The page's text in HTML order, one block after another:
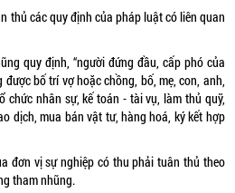
thủ các quy định của pháp luật có liên quan
quy định, “người đứng đầu, cấp phó của
bố trí vợ hoặc chồng, bố, mẹ, con, anh,
chức nhân sự, kế toán - tài vụ, làm thủ quỹ,
dịch, mua bán vật tư, hàng hoá, ký kết hợp
đơn vị sự nghiệp có thu phải tuân thủ theo
tham nhũng.